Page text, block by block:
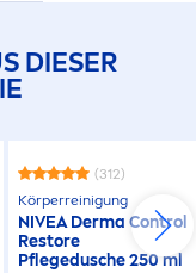
DIESER
(312)
Körperreinigung
NIVEADerma Control
Restore
Pflegedusche 250 ml